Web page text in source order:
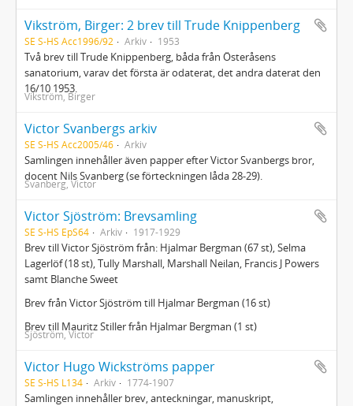
Vikström, Birger: 2 brev till Trude Knippenberg
SE S-HS Acc1996/92 Arkiv 1953
Två brev till Trude Knippenberg, båda från Österåsens
sanatorium, varav det första är odaterat, det andra daterat den
16/10 1953.
Vikström, Birger
Victor Svanbergs arkiv
SE S-HS Acc2005/46 Arkiv
Samlingen innehåller även papper efter Victor Svanbergs bror,
docent Nils Svanberg (se förteckningen låda 28-29).
Svanberg, Victor
Victor Sjöström: Brevsamling
SE S-HS EpS64 Arkiv 1917-1929
Brev till Victor Sjöström från: Hjalmar Bergman (67 st), Selma
Lagerlöf (18 st), Tully Marshall, Marshall Neilan, Francis J Powers
samt Blanche Sweet
Brev från Victor Sjöström till Hjalmar Bergman (16 st)
Brev till Mauritz Stiller från Hjalmar Bergman (1 st)
Sjöström, Victor
Victor Hugo Wickströms papper
SE S-HS L134 Arkiv 1774-1907
Samlingen innehåller brev, anteckningar, manuskript,